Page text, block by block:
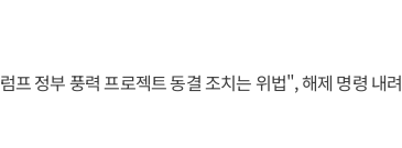
프 정부 풍력 프로젝트 동결 조치는 위법", 해제 명령 내려